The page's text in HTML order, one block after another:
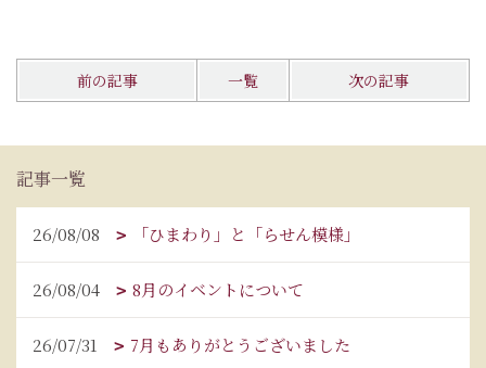
前の記事 一覧 次の記事
記事一覧
26/08/08 「ひまわり」と「らせん模様」
26/08/04 8月のイベントについて
26/07/31 7月もありがとうございました